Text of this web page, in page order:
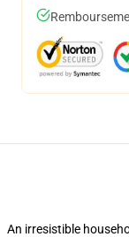
An irresistible